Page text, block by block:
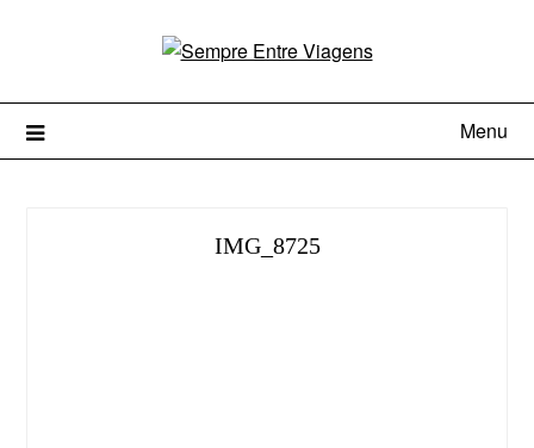
Menu
IMG_8725